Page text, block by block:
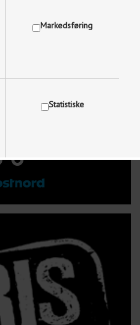
Markedsføring
Statistiske
OVER 499 kr.